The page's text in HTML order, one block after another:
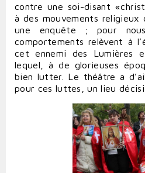
contre une soi-disant
à des mouvements religieux
une enquête ; pour
comportements relèvent à
cet ennemi des Lumières
lequel, à de glorieuses
bien lutter. Le théâtre a
pour ces luttes, un lieu